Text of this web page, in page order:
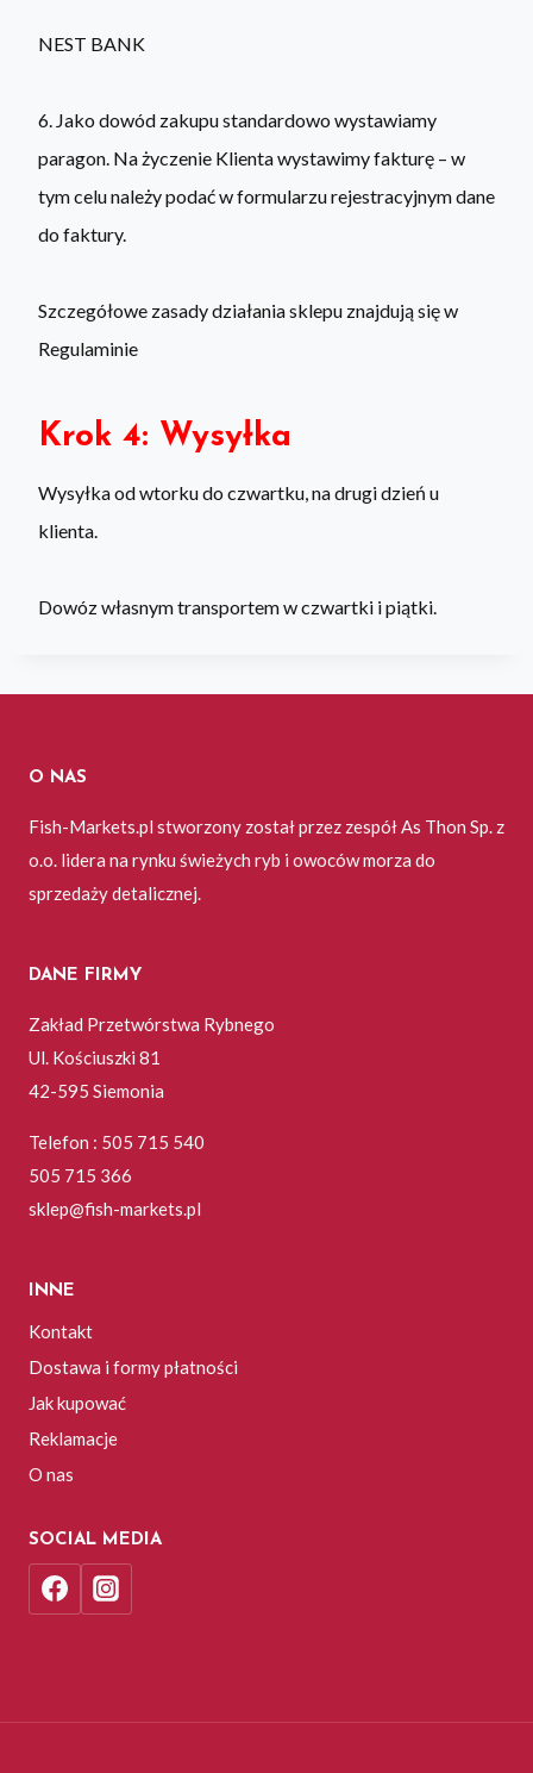
NEST BANK
6. Jako dowód zakupu standardowo wystawiamy
paragon. Na życzenie Klienta wystawimy fakturę – w
tym celu należy podać w formularzu rejestracyjnym dane
do faktury.
Szczegółowe zasady działania sklepu znajdują się w
Regulaminie
Krok 4: Wysyłka
Wysyłka od wtorku do czwartku, na drugi dzień u
klienta.
Dowóz własnym transportem w czwartki i piątki.
O NAS
Fish-Markets.pl stworzony został przez zespół As Thon Sp. z
o.o. lidera na rynku świeżych ryb i owoców morza do
sprzedaży detalicznej.
DANE FIRMY
Zakład Przetwórstwa Rybnego
Ul. Kościuszki 81
42-595 Siemonia
Telefon : 505 715 540
505 715 366
sklep@fish-markets.pl
INNE
Kontakt
Dostawa i formy płatności
Jak kupować
Reklamacje
O nas
SOCIAL MEDIA